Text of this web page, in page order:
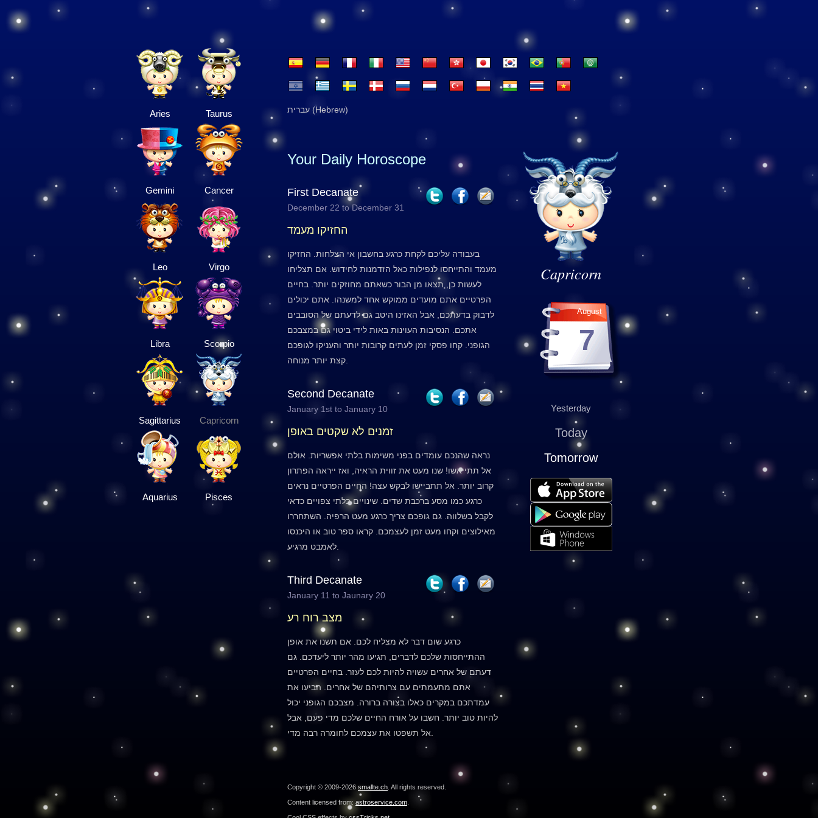
Aries Taurus
Gemini Cancer
Leo Virgo
Libra Scorpio
Sagittarius Capricorn
Aquarius Pisces
עברית (Hebrew)
Capricorn
August
7
Yesterday
Today
Tomorrow
Your Daily Horoscope
First Decanate
December 22 to December 31
החזיקו מעמד
בעבודה עליכם לקחת כרגע בחשבון אי הצלחות. החזיקו
מעמד והתייחסו לנפילות כאל הזדמנות לחידוש. אם תצליחו
לעשות כן, תצאו מן הבור כשאתם מחוזקים יותר. בחיים
הפרטיים אתם מועדים ממוקש אחד למשנהו. אתם יכולים
לדבוק בדעתכם, אבל האזינו היטב גם לדעתם של הסובבים
אתכם. הנסיבות העוינות באות לידי ביטוי גם במצבכם
הגופני. קחו פסקי זמן לעתים קרובות יותר והעניקו לגופכם
Second Decanate
January 1st to January 10
זמנים לא שקטים באופן
נראה שהנכם עומדים בפני משימות בלתי אפשריות. אולם
אל תתייאשו! שנו מעט את זווית הראיה, ואז ייראה הפתרון
קרוב יותר. אל תתביישו לבקש עצה! החיים הפרטיים נראים
כרגע כמו מסע ברכבת שדים. שינויים בלתי צפויים כדאי
לקבל בשלווה. גם גופכם צריך כרגע מעט הרפיה. השתחררו
מאילוצים וקחו מעט זמן לעצמכם. קראו ספר טוב או היכנסו
Third Decanate
January 11 to Jaunary 20
מצב רוח רע
כרגע שום דבר לא מצליח לכם. אם תשנו את אופן
ההתייחסות שלכם לדברים, תגיעו מהר יותר ליעדכם. גם
דעתם של אחרים עשויה להיות לכם לעזר. בחיים הפרטיים
אתם מתעמתים עם צרותיהם של אחרים. הביעו את
עמדתכם במקרים כאלו בצורה ברורה. מצבכם הגופני יכול
להיות טוב יותר. חשבו על אורח החיים שלכם מדי פעם, אבל
Copyright © 2009-2026 smallte.ch . All rights reserved.
Content licensed from: astroservice.com